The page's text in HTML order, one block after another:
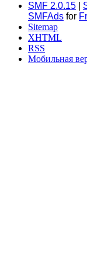
SMF 2.0.15
SMFAds for
Sitemap
XHTML
RSS
Мобильная